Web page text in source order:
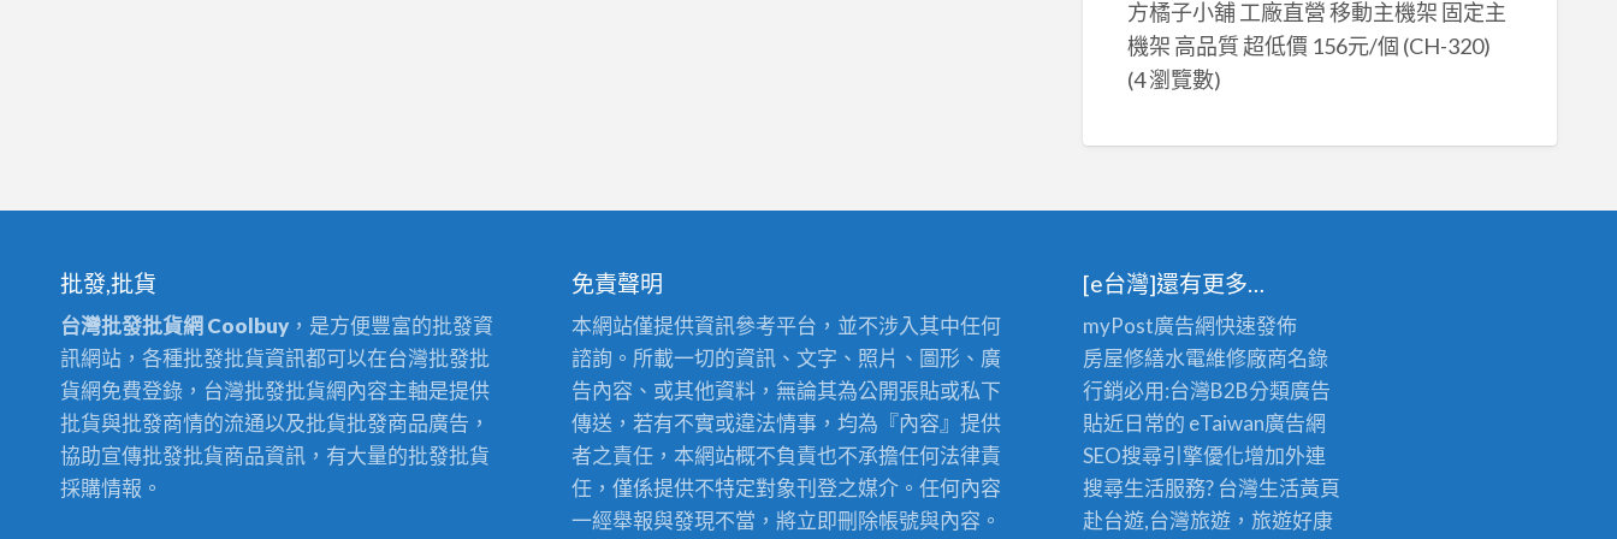
USB
輸
出
鋁
合
金
方橘子小舖 工廠直營 移動主機架 固定主
機架 高品質 超低價 156元/個 (CH-320)
(4 瀏覽數)
批發,批貨
台灣批發批貨網 Coolbuy ，是方便豐富的批發資
訊網站，各種批發批貨資訊都可以在台灣批發批
貨網免費登錄，台灣批發批貨網內容主軸是提供
批貨與批發商情的流通以及批貨批發商品廣告，
協助宣傳批發批貨商品資訊，有大量的批發批貨
採購情報。
免責聲明
本網站僅提供資訊參考平台，並不涉入其中任何
諮詢。所載一切的資訊、文字、照片、圖形、廣
告內容、或其他資料，無論其為公開張貼或私下
傳送，若有不實或違法情事，均為『內容』提供
者之責任，本網站概不負責也不承擔任何法律責
任，僅係提供不特定對象刊登之媒介。任何內容
一經舉報與發現不當，將立即刪除帳號與內容。
[e台灣]還有更多…
myPost廣告網快速發佈
房屋修繕水電維修廠商名錄
行銷必用:台灣B2B分類廣告
貼近日常的 eTaiwan廣告網
SEO搜尋引擎優化增加外連
搜尋生活服務? 台灣生活黃頁
赴台遊,台灣旅遊 ，旅遊好康